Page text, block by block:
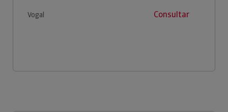
Vogal Consultar